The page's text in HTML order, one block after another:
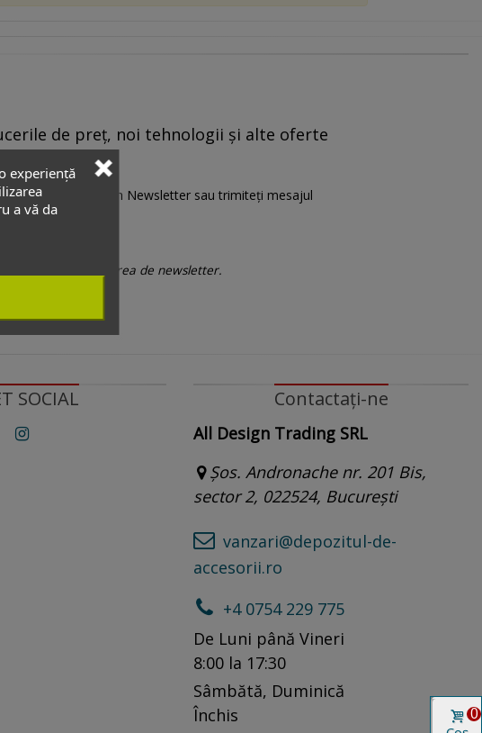
experiență
a vă da
de preț, noi tehnologii și alte oferte
”Dezabonare” din Newsletter sau trimiteți mesajul
pentru trimiterea de newsletter.
SOCIAL Contactați-ne
All Design Trading SRL
Șos. Andronache nr. 201 Bis,
sector 2, 022524, București
vanzari@depozitul-de-
accesorii.ro
+4 0754 229 775
De Luni până Vineri
8:00 la 17:30
Sâmbătă, Duminică
Închis
0